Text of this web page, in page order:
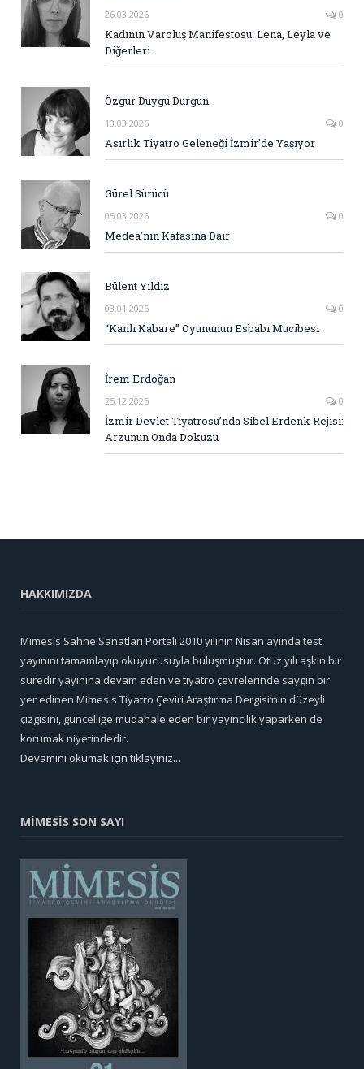
26.03.2026 0
Kadının Varoluş Manifestosu: Lena, Leyla ve
Diğerleri
Özgür Duygu Durgun
13.03.2026 0
Asırlık Tiyatro Geleneği İzmir’de Yaşıyor
Gürel Sürücü
05.03.2026 0
Medea’nın Kafasına Dair
Bülent Yıldız
03.01.2026 0
“Kanlı Kabare” Oyununun Esbabı Mucibesi
İrem Erdoğan
25.12.2025 0
İzmir Devlet Tiyatrosu’nda Sibel Erdenk Rejisi:
Arzunun Onda Dokuzu
HAKKIMIZDA
Mimesis Sahne Sanatları Portali 2010 yılının Nisan ayında test
yayınını tamamlayıp okuyucusuyla buluşmuştur. Otuz yılı aşkın bir
süredir yayınına devam eden ve tiyatro çevrelerinde saygın bir
yer edinen Mimesis Tiyatro Çeviri Araştırma Dergisi’nin düzeyli
çizgisini, güncelliğe müdahale eden bir yayıncılık yaparken de
korumak niyetindedir.
Devamını okumak için tıklayınız...
MİMESİS SON SAYI